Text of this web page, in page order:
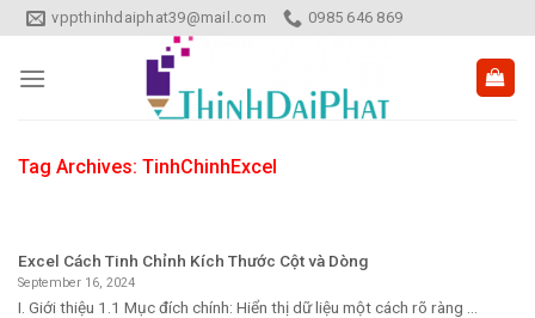
Skip
to
content
vppthinhdaiphat39@mail.com 0985 646 869
Tag Archives: TinhChinhExcel
Excel Cách Tinh Chỉnh Kích Thước Cột và Dòng
September 16, 2024
I. Giới thiệu 1.1 Mục đích chính: Hiển thị dữ liệu một cách rõ ràng ...